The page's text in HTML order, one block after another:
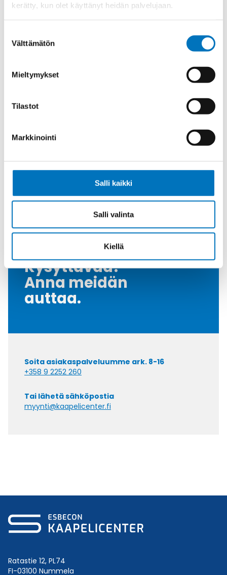
kerätty, kun olet käyttänyt heidän palvelujaan.
valinta
Välttämätön
Mieltymykset
Tilastot
Markkinointi
Salli kaikki
Salli valinta
Kiellä
Min [C]
Käyttölämpötila
'-60°C to +200°C
Kotelointiluokka
IP 68 – 10 bar
Avaimenkuva 2 [Mm]
Kaapelille Mm
14,5 - 18 mm
Kysyttävää?
Anna meidän
auttaa.
Soita asiakaspalveluumme ark. 8-16
+358 9 2252 260
Tai lähetä sähköpostia
myynti@kaapelicenter.fi
Ratastie 12, PL74
FI-03100 Nummela